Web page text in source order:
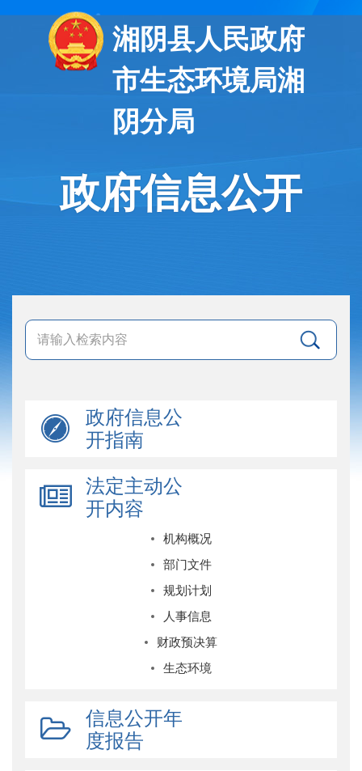
湘阴县人民政府
市生态环境局湘
阴分局
政府信息公开
政府信息公
开指南
法定主动公
开内容
机构概况
部门文件
规划计划
人事信息
财政预决算
生态环境
信息公开年
度报告